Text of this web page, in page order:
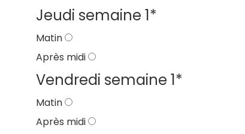
Jeudi semaine 1*
Matin
Après midi
Vendredi semaine 1*
Matin
Après midi